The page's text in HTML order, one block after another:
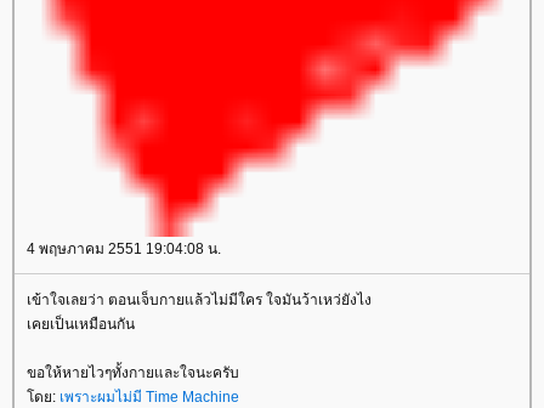
4 พฤษภาคม 2551 19:04:08 น.
เข้าใจเลยว่า ตอนเจ็บกายแล้วไม่มีใคร ใจมันว้าเหว่ยังไง
เคยเป็นเหมือนกัน
ขอให้หายไวๆทั้งกายและใจนะครับ
ดย: เพราะผมไม่มี Time Machine